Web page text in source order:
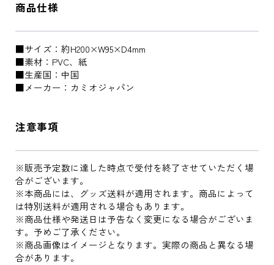
商品仕様
■サイズ：約H200×W95×D4mm
■素材：PVC、紙
■生産国：中国
■メーカー：カミオジャパン
注意事項
※販売予定数に達した時点で受付を終了させていただく場
合がございます。
※本商品には、グッズ送料が適用されます。商品によって
は特別送料が適用される場合もあります。
※商品仕様や発送日は予告なく変更になる場合がございま
す。予めご了承ください。
※商品画像はイメージとなります。実際の商品と異なる場
合があります。